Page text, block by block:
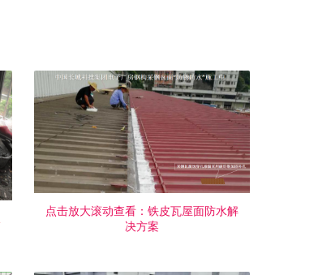
点击放大滚动查看：铁皮瓦屋面防水解
决方案